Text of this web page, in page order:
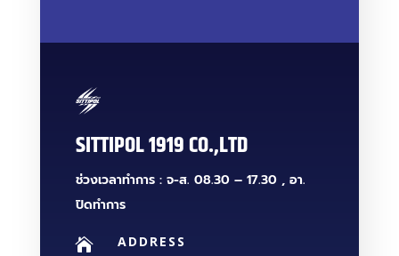
SITTIPOL 1919 CO.,LTD
ช่วงเวลาทำการ : จ-ส. 08.30 – 17.30 , อา.
ปิดทำการ
 ADDRESS